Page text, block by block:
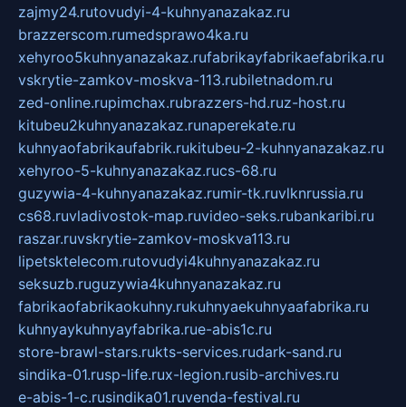
zajmy24.rutovudyi-4-kuhnyanazakaz.ru
brazzerscom.rumedsprawo4ka.ru
xehyroo5kuhnyanazakaz.rufabrikayfabrikaefabrika.ru
vskrytie-zamkov-moskva-113.rubiletnadom.ru
zed-online.rupimchax.rubrazzers-hd.ruz-host.ru
kitubeu2kuhnyanazakaz.runaperekate.ru
kuhnyaofabrikaufabrik.rukitubeu-2-kuhnyanazakaz.ru
xehyroo-5-kuhnyanazakaz.rucs-68.ru
guzywia-4-kuhnyanazakaz.rumir-tk.ruvlknrussia.ru
cs68.ruvladivostok-map.ruvideo-seks.rubankaribi.ru
raszar.ruvskrytie-zamkov-moskva113.ru
lipetsktelecom.rutovudyi4kuhnyanazakaz.ru
seksuzb.ruguzywia4kuhnyanazakaz.ru
fabrikaofabrikaokuhny.rukuhnyaekuhnyaafabrika.ru
kuhnyaykuhnyayfabrika.rue-abis1c.ru
store-brawl-stars.rukts-services.rudark-sand.ru
sindika-01.rusp-life.rux-legion.rusib-archives.ru
e-abis-1-c.rusindika01.ruvenda-festival.ru